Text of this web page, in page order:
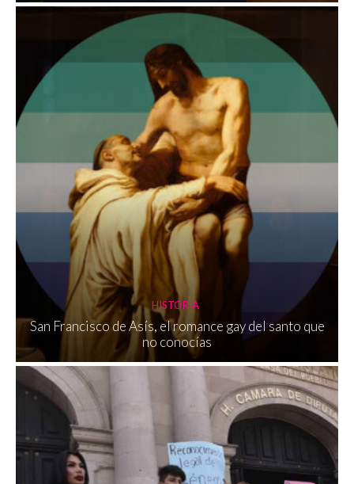
HISTORIA
San Francisco de Asís, el romance gay del santo que
no conocías